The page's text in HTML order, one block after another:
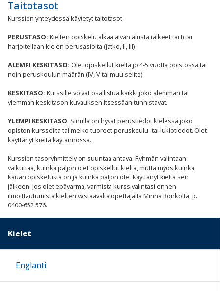
Taitotasot
Kurssien yhteydessä käytetyt taitotasot:
PERUSTASO: Kielten opiskelu alkaa aivan alusta (alkeet tai I) tai
harjoitellaan kielen perusasioita (jatko, II, III)
ALEMPI KESKITASO: Olet opiskellut kieltä jo 4-5 vuotta opistossa tai
noin peruskoulun määrän (IV, V tai muu selite)
KESKITASO: Kurssille voivat osallistua kaikki joko alemman tai
ylemmän keskitason kuvauksen itsessään tunnistavat.
YLEMPI KESKITASO: Sinulla on hyvät perustiedot kielessä joko
opiston kursseilta tai melko tuoreet peruskoulu- tai lukiotiedot. Olet
käyttänyt kieltä käytännössä.
Kurssien tasoryhmittely on suuntaa antava. Ryhmän valintaan
vaikuttaa, kuinka paljon olet opiskellut kieltä, mutta myös kuinka
kauan opiskelusta on ja kuinka paljon olet käyttänyt kieltä sen
jälkeen. Jos olet epävarma, varmista kurssivalintasi ennen
ilmoittautumista kielten vastaavalta opettajalta Minna Rönköltä, p.
0400-652 576.
Kielet
Englanti